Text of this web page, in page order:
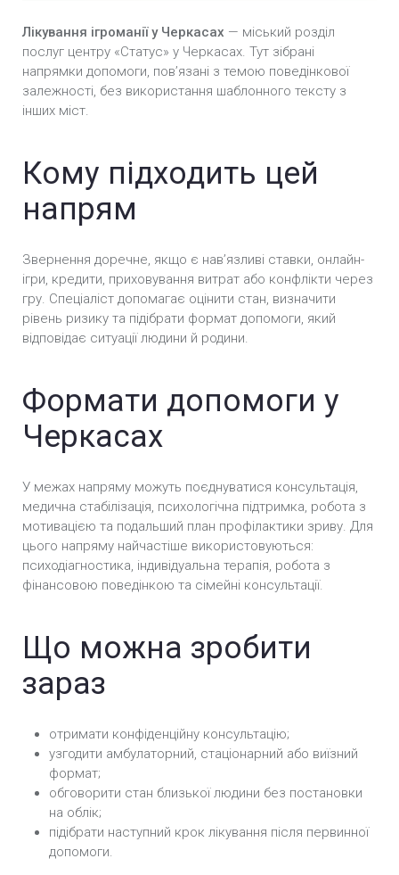
Лікування ігроманії у Черкасах — міський розділ
послуг центру «Статус» у Черкасах. Тут зібрані
напрямки допомоги, повʼязані з темою поведінкової
залежності, без використання шаблонного тексту з
інших міст.
Кому підходить цей
напрям
Звернення доречне, якщо є навʼязливі ставки, онлайн-
ігри, кредити, приховування витрат або конфлікти через
гру. Спеціаліст допомагає оцінити стан, визначити
рівень ризику та підібрати формат допомоги, який
відповідає ситуації людини й родини.
Формати допомоги у
Черкасах
У межах напряму можуть поєднуватися консультація,
медична стабілізація, психологічна підтримка, робота з
мотивацією та подальший план профілактики зриву. Для
цього напряму найчастіше використовуються:
психодіагностика, індивідуальна терапія, робота з
фінансовою поведінкою та сімейні консультації.
Що можна зробити
зараз
отримати конфіденційну консультацію;
узгодити амбулаторний, стаціонарний або виїзний
формат;
обговорити стан близької людини без постановки
на облік;
підібрати наступний крок лікування після первинної
допомоги.